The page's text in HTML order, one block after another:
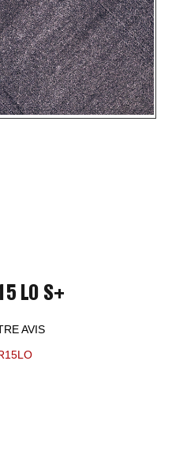
LO S+
AVIS